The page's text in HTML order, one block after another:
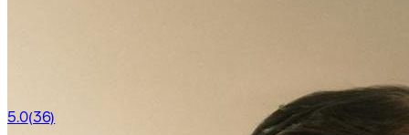
5.0(36)